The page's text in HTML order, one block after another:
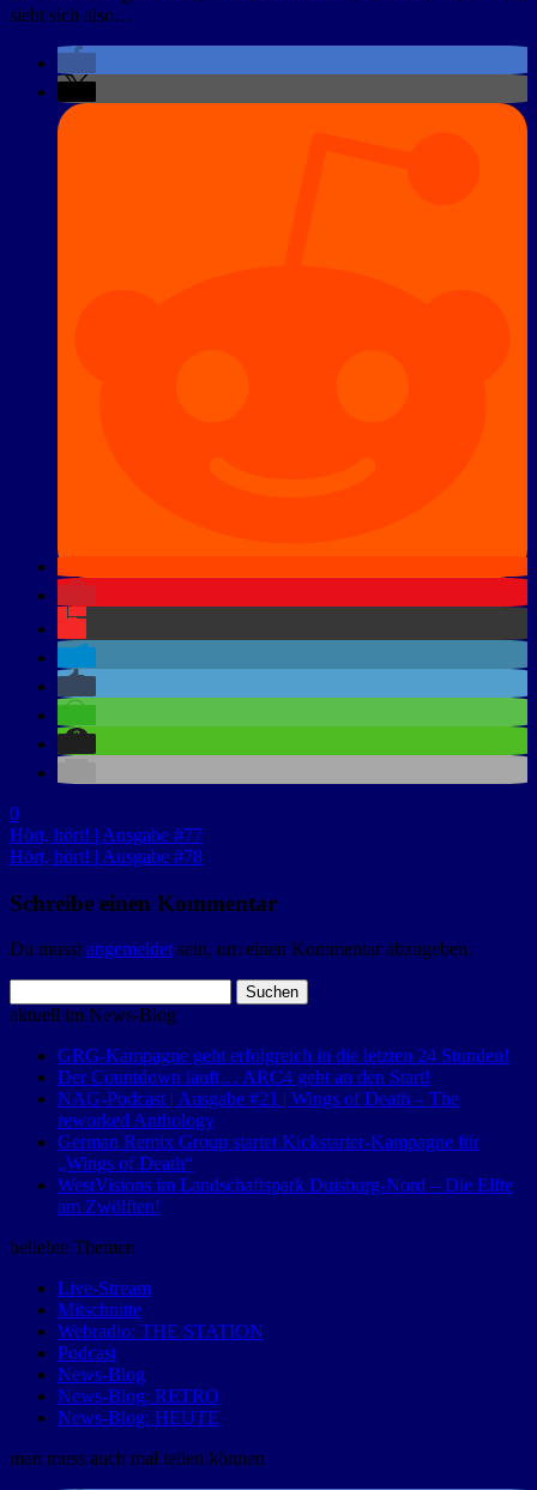
sieht sich also…
0
Hört, hört! | Ausgabe #77
Hört, hört! | Ausgabe #78
Schreibe einen Kommentar
Du musst angemeldet sein, um einen Kommentar abzugeben.
nach:
aktuell im News-Blog
GRG-Kampagne geht erfolgreich in die letzten 24 Stunden!
Der Countdown läuft… ARC4 geht an den Start!
NAG-Podcast | Ausgabe #21 | Wings of Death – The
reworked Anthology
German Remix Group startet Kickstarter-Kampagne für
„Wings of Death“
WestVisions im Landschaftspark Duisburg-Nord – Die Elfte
am Zwölften!
beliebte Themen
Live-Stream
Mitschnitte
Webradio: THE STATION
Podcast
News-Blog
News-Blog: RETRO
News-Blog: HEUTE
man muss auch mal teilen können